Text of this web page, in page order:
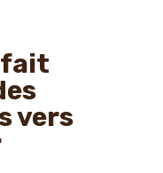
fait
vers